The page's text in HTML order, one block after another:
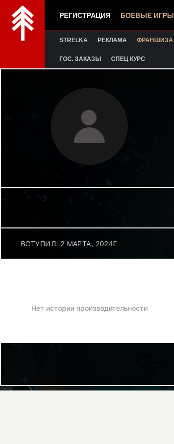
РЕГИСТРАЦИЯ БОЕВЫЕ ИГРЫ
STRELKA РЕКЛАМА ФРАНШИЗА
ГОС. ЗАКАЗЫ СПЕЦ КУРС
ВСТУПИЛ: 2 МАРТА, 2024Г
Нет истории производительности